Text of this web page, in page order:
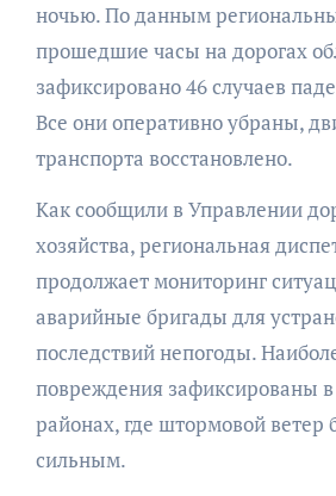
ночью. По данным
прошедшие часы на дорогах
зафиксировано 46 случаев
Все они оперативно убраны,
транспорта восстановлено.
Как сообщили в Управлении
хозяйства, региональная
продолжает мониторинг
аварийные бригады для
последствий непогоды.
повреждения зафиксированы
районах, где штормовой ветер
сильным.